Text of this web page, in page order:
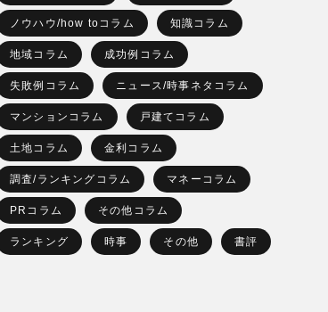
ノウハウ/how toコラム 知識コラム
地域コラム 成功例コラム
失敗例コラム ニュース/時事ネタコラム
マンションコラム 戸建てコラム
土地コラム 金利コラム
調査/ランキングコラム マネーコラム
PRコラム その他コラム
ランキング 時事 その他 書評